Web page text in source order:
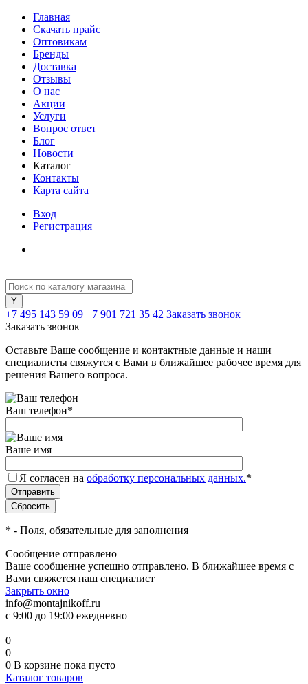
Главная
Скачать прайс
Оптовикам
Бренды
Доставка
Отзывы
О нас
Акции
Услуги
Вопрос ответ
Блог
Новости
Каталог
Контакты
Карта сайта
Вход
Регистрация
+7 495 143 59 09 +7 901 721 35 42 Заказать звонок
Заказать звонок
Оставьте Ваше сообщение и контактные данные и наши
специалисты свяжутся с Вами в ближайшее рабочее время для
решения Вашего вопроса.
Ваш телефон*
Ваше имя
Я согласен на обработку персональных данных.*
* - Поля, обязательные для заполнения
Сообщение отправлено
Ваше сообщение успешно отправлено. В ближайшее время с
Вами свяжется наш специалист
Закрыть окно
info@montajnikoff.ru
с 9:00 до 19:00 ежедневно
0
0
0 В корзине пока пусто
Каталог товаров